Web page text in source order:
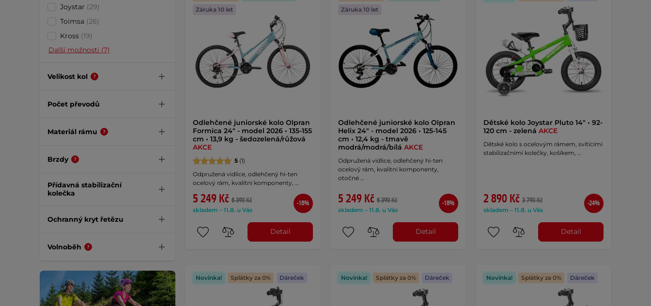
Joystar (29)
Toimsa (26)
Kross (19)
Další možnosti (7)
Velikost kol
Počet převodů
Materiál rámu
Brzdy
Přídavná stabilizační
kolečka
Ochranný kryt řetězu
Volnoběh
Záruka 10 let
Odlehčené juniorské kolo Olpran
Formica 24" - model 2026 • 135-155
cm • 13,9 kg - šedozelená/růžová
AKCE
5 (1)
Odpružená vidlice, odlehčený hi-ten
ocelový rám, kvalitní komponenty, …
5 249 Kč 6 390 Kč
skladem – 11.8. u Vás
-18%
Detail
Záruka 10 let
Odlehčené juniorské kolo Olpran
Helix 24" - model 2026 • 125-145
cm • 12,4 kg - tmavě
modrá/modrá/bílá AKCE
Odpružená vidlice, odlehčený hi-ten
ocelový rám, kvalitní komponenty,
otočné …
5 249 Kč 6 390 Kč
skladem – 11.8. u Vás
-18%
Detail
Dětské kolo Joystar Pluto 14" • 92-
120 cm - zelená AKCE
Dětské kolo s ocelovým rámem, svítícími
stabilizačními kolečky, košíkem, …
2 890 Kč 3 790 Kč
skladem – 11.8. u Vás
-24%
Detail
Novinka! Splátky za 0% Dáreček Novinka! Splátky za 0% Dáreček Novinka! Splátky za 0% Dáreček